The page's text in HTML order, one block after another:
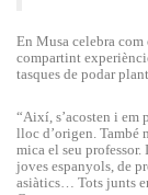
En Musa celebra
compartint
tasques de podar
“Així, s’acosten i em
lloc d’origen. També
mica el seu
joves espanyols, de
asiàtics… Tots junts